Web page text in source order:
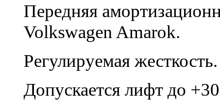
Передняя
Volkswagen Amarok.
Регулируемая жесткость.
Допускается лифт до